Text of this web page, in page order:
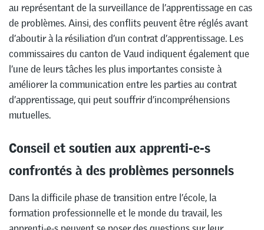
au représentant de la surveillance de l’apprentissage en cas
de problèmes. Ainsi, des conflits peuvent être réglés avant
d’aboutir à la résiliation d’un contrat d’apprentissage. Les
commissaires du canton de Vaud indiquent également que
l’une de leurs tâches les plus importantes consiste à
améliorer la communication entre les parties au contrat
d’apprentissage, qui peut souffrir d’incompréhensions
mutuelles.
Conseil et soutien aux apprenti-e-s
confrontés à des problèmes personnels
Dans la difficile phase de transition entre l’école, la
formation professionnelle et le monde du travail, les